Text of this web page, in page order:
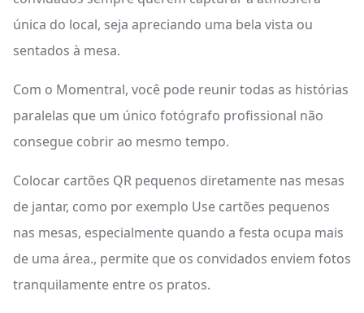
única do local, seja apreciando uma bela vista ou
sentados à mesa.
Com o Momentral, você pode reunir todas as histórias
paralelas que um único fotógrafo profissional não
consegue cobrir ao mesmo tempo.
Colocar cartões QR pequenos diretamente nas mesas
de jantar, como por exemplo Use cartões pequenos
nas mesas, especialmente quando a festa ocupa mais
de uma área., permite que os convidados enviem fotos
tranquilamente entre os pratos.